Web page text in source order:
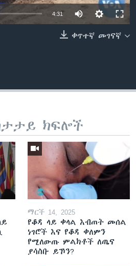
4:31
ቀጥተኛ መገናኛ
ክፍሎች
ማርች 14, 2025
የቆዳ ላይ ቀላል እብጠት መሰል
ነገሮች እና የቆዳ ቀለምን
የሚለውጡ ምልክቶች ለጤና
ያሳስቡ ይኾን?